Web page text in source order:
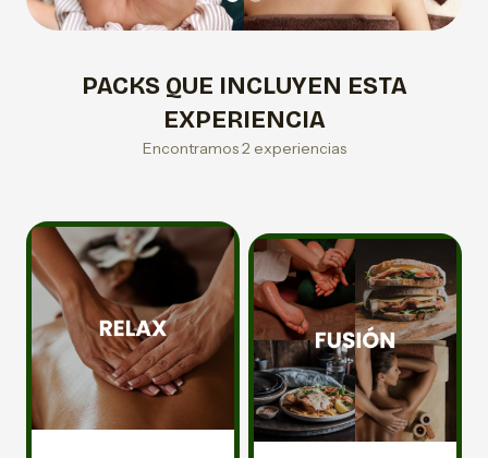
PACKS QUE INCLUYEN ESTA
EXPERIENCIA
Encontramos 2 experiencias